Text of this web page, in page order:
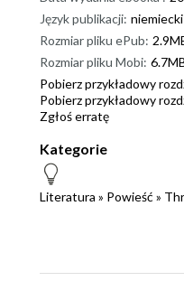
Język publikacji: niemiecki
Rozmiar pliku ePub:
Rozmiar pliku Mobi:
Pobierz przykładowy
Pobierz przykładowy
Zgłoś erratę
Kategorie
Literatura » Powieść »